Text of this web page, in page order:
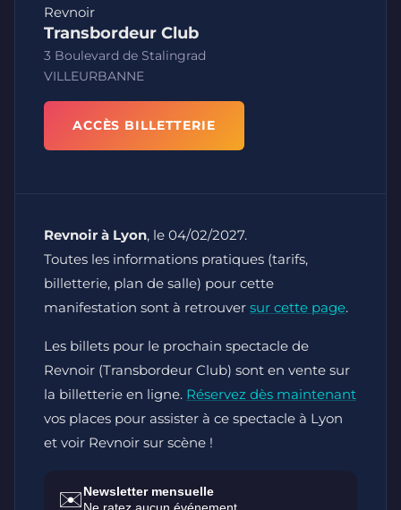
Revnoir
Transbordeur Club
3 Boulevard de Stalingrad
VILLEURBANNE
ACCÈS BILLETTERIE
Revnoir à Lyon, le 04/02/2027.
Toutes les informations pratiques (tarifs,
billetterie, plan de salle) pour cette
manifestation sont à retrouver sur cette page.
Les billets pour le prochain spectacle de
Revnoir (Transbordeur Club) sont en vente sur
la billetterie en ligne. Réservez dès maintenant
vos places pour assister à ce spectacle à Lyon
et voir Revnoir sur scène !
✉️Newsletter mensuelle